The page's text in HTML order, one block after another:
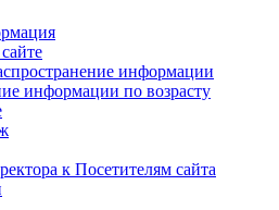
информации
информации по возрасту
к Посетителям сайта